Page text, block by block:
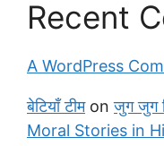
Recent
A WordPress
बेटियाँ टीमonजुग जुग
Moral Stories in